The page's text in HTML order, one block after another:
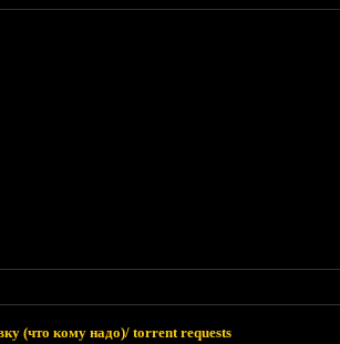
(что кому надо)/ torrent requests